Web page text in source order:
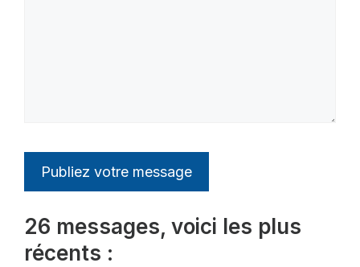
26 messages, voici les plus
récents :